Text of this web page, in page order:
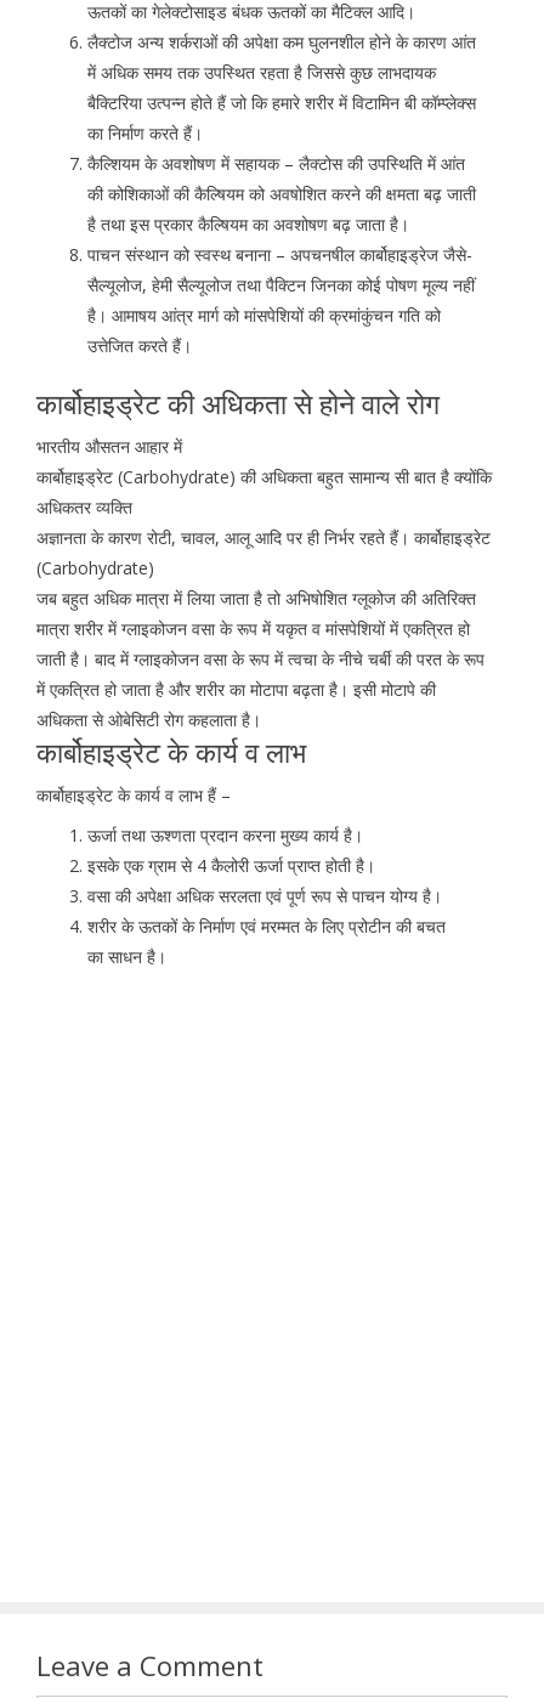
ऊतकों का गेलेक्टोसाइड बंधक ऊतकों का मैटिक्ल आदि।
लैक्टोज अन्य शर्कराओं की अपेक्षा कम घुलनशील होने के कारण आंत
में अधिक समय तक उपस्थित रहता है जिससे कुछ लाभदायक
बैक्टिरिया उत्पन्न होते हैं जो कि हमारे शरीर में विटामिन बी कॉम्प्लेक्स
का निर्माण करते हैं।
कैल्शियम के अवशोषण में सहायक – लैक्टोस की उपस्थिति में आंत
की कोशिकाओं की कैल्षियम को अवषोशित करने की क्षमता बढ़ जाती
है तथा इस प्रकार कैल्षियम का अवशोषण बढ़ जाता है।
पाचन संस्थान को स्वस्थ बनाना – अपचनषील कार्बोहाइड्रेज जैसे-
सैल्यूलोज, हेमी सैल्यूलोज तथा पैक्टिन जिनका कोई पोषण मूल्य नहीं
है। आमाषय आंत्र मार्ग को मांसपेशियों की क्रमांकुंचन गति को
उत्तेजित करते हैं।
कार्बोहाइड्रेट की अधिकता से होने वाले रोग
भारतीय औसतन आहार में
कार्बोहाइड्रेट (Carbohydrate) की अधिकता बहुत सामान्य सी बात है क्योंकि
अधिकतर व्यक्ति
अज्ञानता के कारण रोटी, चावल, आलू आदि पर ही निर्भर रहते हैं। कार्बोहाइड्रेट
(Carbohydrate)
जब बहुत अधिक मात्रा में लिया जाता है तो अभिषोशित ग्लूकोज की अतिरिक्त
मात्रा शरीर में ग्लाइकोजन वसा के रूप में यकृत व मांसपेशियों में एकत्रित हो
जाती है। बाद में ग्लाइकोजन वसा के रूप में त्वचा के नीचे चर्बी की परत के रूप
में एकत्रित हो जाता है और शरीर का मोटापा बढ़ता है। इसी मोटापे की
अधिकता से ओबेसिटी रोग कहलाता है।
कार्बोहाइड्रेट के कार्य व लाभ
कार्बोहाइड्रेट के कार्य व लाभ हैं –
ऊर्जा तथा ऊश्णता प्रदान करना मुख्य कार्य है।
इसके एक ग्राम से 4 कैलोरी ऊर्जा प्राप्त होती है।
वसा की अपेक्षा अधिक सरलता एवं पूर्ण रूप से पाचन योग्य है।
शरीर के ऊतकों के निर्माण एवं मरम्मत के लिए प्रोटीन की बचत
का साधन है।
Leave a Comment